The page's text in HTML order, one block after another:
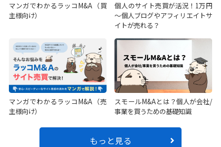
マンガでわかるラッコM&A（買
主様向け）
個人のサイト売買が活況！1万円
～個人ブログやアフィリエイトサ
イトが売れる？
マンガでわかるラッコM&A（売
主様向け）
スモールM&Aとは？個人が会社/
事業を買うための基礎知識
もっと見る